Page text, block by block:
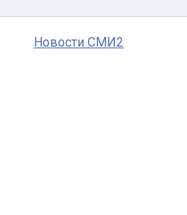
Новости СМИ2